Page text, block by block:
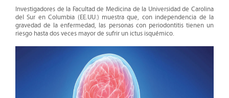
Investigadores de la Facultad de Medicina de la Universidad de Carolina
del Sur en Columbia (EE.UU.) muestra que, con independencia de la
gravedad de la enfermedad, las personas con periodontitis tienen un
riesgo hasta dos veces mayor de sufrir un ictus isquémico.